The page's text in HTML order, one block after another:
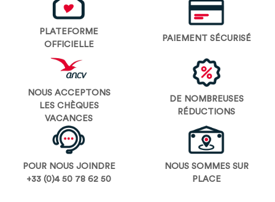
PLATEFORME
OFFICIELLE
PAIEMENT SÉCURISÉ
NOUS ACCEPTONS
LES CHÈQUES
VACANCES
DE NOMBREUSES
RÉDUCTIONS
POUR NOUS JOINDRE
+33 (0)4 50 78 62 50
NOUS SOMMES SUR
PLACE